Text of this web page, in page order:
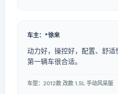
车主：*徐来
动力好，操控好，配置、舒
第一辆车很合适。
车型：2012款 改款 1.5L 手动风采版